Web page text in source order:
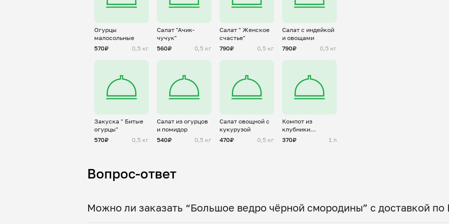
Огурцы
малосольные
570₽
0,5 кг
Салат "Ачик-
чучук"
560₽
0,5 кг
Салат " Женское
счастье"
790₽
0,5 кг
Салат с индейкой
и овощами
790₽
0,5 кг
Закуска " Битые
огурцы"
570₽
0,5 кг
Салат из огурцов
и помидор
540₽
0,5 кг
Салат овощной с
кукурузой
470₽
0,5 кг
Компот из
клубники
большой
370₽ 1 л
Вопрос-ответ
Можно ли заказать “Большое ведро чёрной смородины” с доставкой по